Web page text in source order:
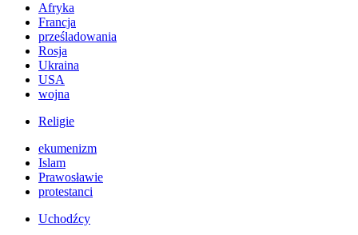
Afryka
Francja
prześladowania
Rosja
Ukraina
USA
wojna
Religie
ekumenizm
Islam
Prawosławie
protestanci
Uchodźcy